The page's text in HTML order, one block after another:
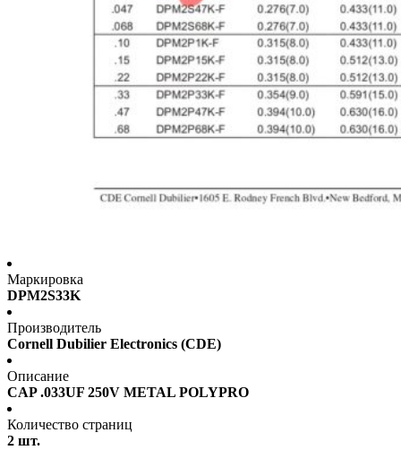
Маркировка
DPM2S33K
Производитель
Cornell Dubilier Electronics (CDE)
Описание
CAP .033UF 250V METAL POLYPRO
Количество страниц
2 шт.